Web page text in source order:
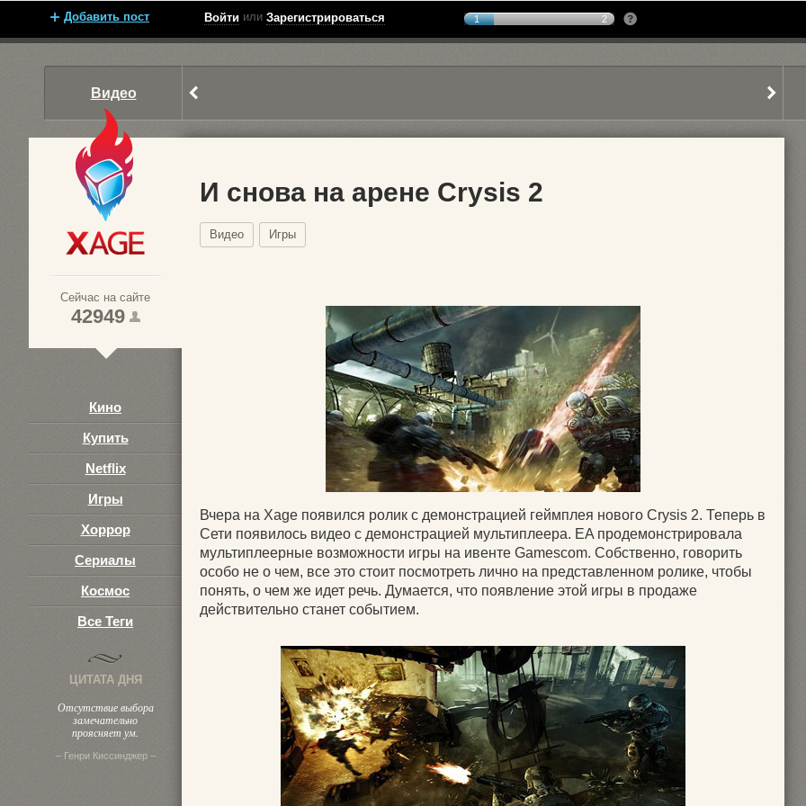
Добавить пост Войти или Зарегистрироваться 1 2
Видео
Сейчас на сайте
42949
Кино
Купить
Netflix
Игры
Хоррор
Сериалы
Космос
Все Теги
ЦИТАТА ДНЯ
Отсутствие выбора
замечательно
проясняет ум.
– Генри Киссинджер –
И снова на арене Crysis 2
Видео Игры
Вчера на Xage появился ролик с демонстрацией геймплея нового Crysis 2. Теперь в
Сети появилось видео с демонстрацией мультиплеера. EA продемонстрировала
мультиплеерные возможности игры на ивенте Gamescom. Собственно, говорить
особо не о чем, все это стоит посмотреть лично на представленном ролике, чтобы
понять, о чем же идет речь. Думается, что появление этой игры в продаже
действительно станет событием.